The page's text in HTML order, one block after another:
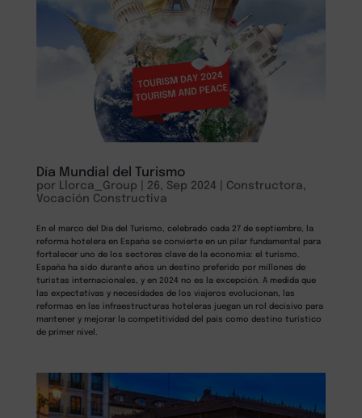
Día Mundial del Turismo
por Llorca_Group 26, Sep 2024 Constructora,
Vocación Constructiva
En el marco del Día del Turismo, celebrado cada 27 de septiembre, la
reforma hotelera en España se convierte en un pilar fundamental para
fortalecer uno de los sectores clave de la economía: el turismo.
España ha sido durante años un destino preferido por millones de
turistas internacionales, y en 2024 no es la excepción. A medida que
las expectativas y necesidades de los viajeros evolucionan, las
reformas en las infraestructuras hoteleras juegan un rol decisivo para
mantener y mejorar la competitividad del país como destino turístico
de primer nivel.